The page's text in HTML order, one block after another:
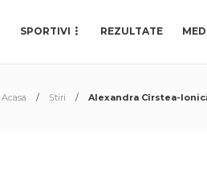
SPORTIVI REZULTATE
Acasa Știri Alexandra Cîrstea-